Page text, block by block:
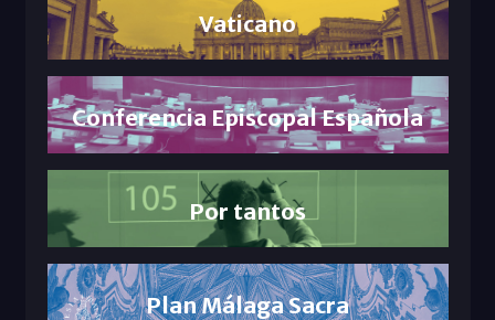
Vaticano
Conferencia Episcopal Española
Por tantos
Plan Málaga Sacra